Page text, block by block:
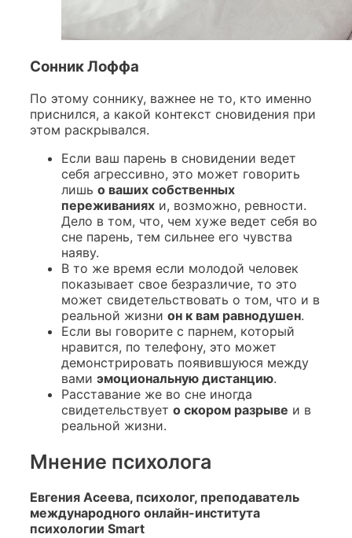
Сонник Лоффа
По этому соннику, важнее не то, кто именно
приснился, а какой контекст сновидения при
этом раскрывался.
Если ваш парень в сновидении ведет
себя агрессивно, это может говорить
лишь о ваших собственных
переживаниях и, возможно, ревности.
Дело в том, что, чем хуже ведет себя во
сне парень, тем сильнее его чувства
наяву.
В то же время если молодой человек
показывает свое безразличие, то это
может свидетельствовать о том, что и в
реальной жизни он к вам равнодушен.
Если вы говорите с парнем, который
нравится, по телефону, это может
демонстрировать появившуюся между
вами эмоциональную дистанцию.
Расставание же во сне иногда
свидетельствует о скором разрыве и в
реальной жизни.
Мнение психолога
Евгения Асеева, психолог, преподаватель
международного онлайн-института
психологии Smart